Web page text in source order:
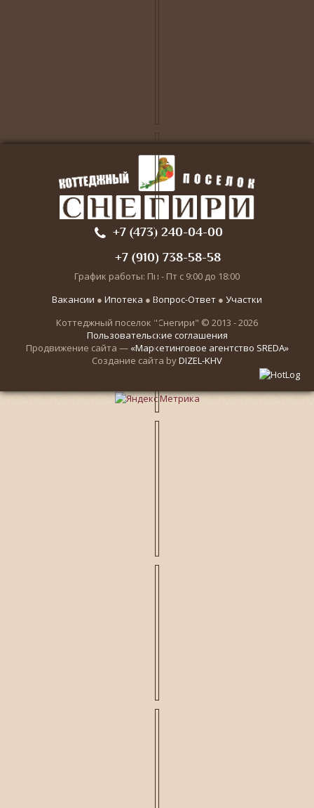
+7 (473) 240-04-00
+7 (910) 738-58-58
График работы: Пн - Пт с 9:00 до 18:00
Вакансии ● Ипотека ● Вопрос-Ответ ● Участки
Коттеджный поселок "Снегири" © 2013 - 2026
Пользовательские соглашения
Продвижение сайта — «Маркетинговое агентство SREDA»
Создание сайта byDIZEL-KHV